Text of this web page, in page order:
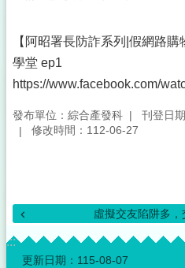
【阿昭署長防詐系列|假網路
學堂 ep1
https://www.facebook.com/
發布單位：綜合產發科
刊登日
修改時間：112-06-27
虛擬交友陷阱多
:::
更新日期： 115-08-07